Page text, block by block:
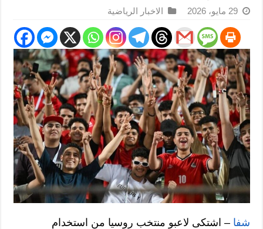
29 مايو، 2026 الاخبار الرياضية
شفا – اشتكى لاعبو منتخب روسيا من استخدام